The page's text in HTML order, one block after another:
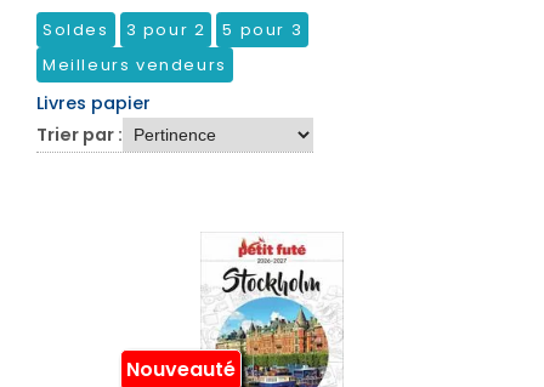
Soldes 3 pour 2
5 pour 3
Meilleurs vendeurs
Livres papier
Trier par :
Nouveauté